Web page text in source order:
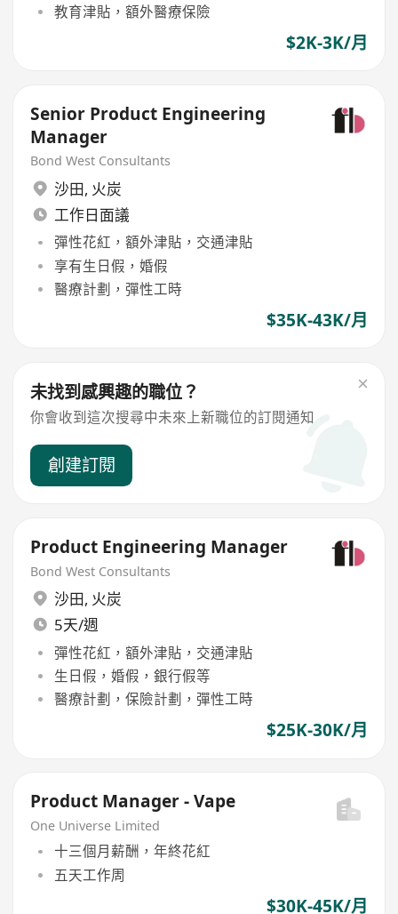
教育津貼，額外醫療保險
$2K-3K/月
Senior Product Engineering
Manager
Bond West Consultants
沙田, 火炭
工作日面議
彈性花紅，額外津貼，交通津貼
享有生日假，婚假
醫療計劃，彈性工時
$35K-43K/月
未找到感興趣的職位？
你會收到這次搜尋中未來上新職位的訂閱通知
創建訂閱
Product Engineering Manager
Bond West Consultants
沙田, 火炭
5天/週
彈性花紅，額外津貼，交通津貼
生日假，婚假，銀行假等
醫療計劃，保險計劃，彈性工時
$25K-30K/月
Product Manager - Vape
One Universe Limited
十三個月薪酬，年終花紅
五天工作周
$30K-45K/月